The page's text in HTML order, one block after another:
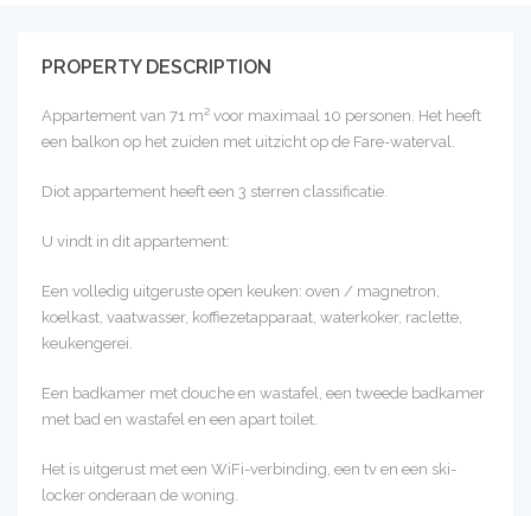
PROPERTY DESCRIPTION
Appartement van 71 m² voor maximaal 10 personen. Het heeft
een balkon op het zuiden met uitzicht op de Fare-waterval.
Diot appartement heeft een 3 sterren classificatie.
U vindt in dit appartement:
Een volledig uitgeruste open keuken: oven / magnetron,
koelkast, vaatwasser, koffiezetapparaat, waterkoker, raclette,
keukengerei.
Een badkamer met douche en wastafel, een tweede badkamer
met bad en wastafel en een apart toilet.
Het is uitgerust met een WiFi-verbinding, een tv en een ski-
locker onderaan de woning.